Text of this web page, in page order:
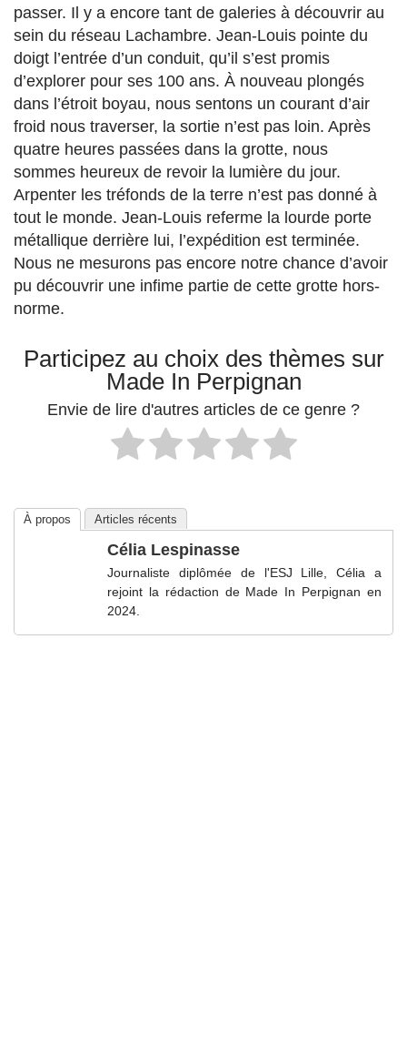
passer. Il y a encore tant de galeries à découvrir au
sein du réseau Lachambre. Jean-Louis pointe du
doigt l’entrée d’un conduit, qu’il s’est promis
d’explorer pour ses 100 ans. À nouveau plongés
dans l’étroit boyau, nous sentons un courant d’air
froid nous traverser, la sortie n’est pas loin. Après
quatre heures passées dans la grotte, nous
sommes heureux de revoir la lumière du jour.
Arpenter les tréfonds de la terre n’est pas donné à
tout le monde. Jean-Louis referme la lourde porte
métallique derrière lui, l’expédition est terminée.
Nous ne mesurons pas encore notre chance d’avoir
pu découvrir une infime partie de cette grotte hors-
norme.
Participez au choix des thèmes sur
Made In Perpignan
Envie de lire d'autres articles de ce genre ?
À propos Articles récents
Célia Lespinasse
Journaliste diplômée de l'ESJ Lille, Célia a
rejoint la rédaction de Made In Perpignan en
2024.